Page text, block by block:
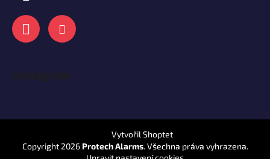
Instagram
Vytvořil Shoptet
Copyright 2026 Protech Alarms. Všechna práva vyhrazena.